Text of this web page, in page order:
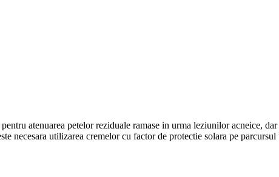
atenuarea petelor reziduale ramase in urma leziunilor acneice,
necesara utilizarea cremelor cu factor de protectie solara pe